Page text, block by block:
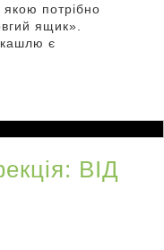
потрібно
ящик».
кашлю є
ВІД